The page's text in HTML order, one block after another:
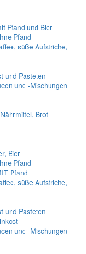
Pfand und Bier
Pfand
süße Aufstriche,
und Pasteten
und -Mischungen
Brot
Bier
Pfand
Pfand
süße Aufstriche,
und Pasteten
und -Mischungen